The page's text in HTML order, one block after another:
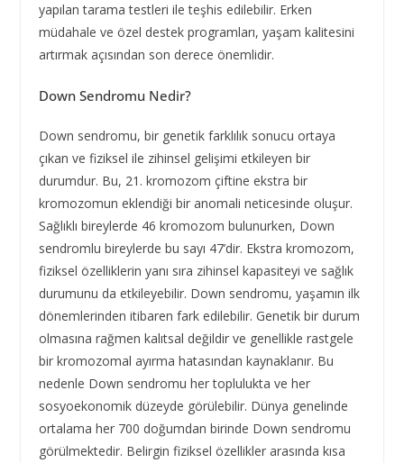
yapılan tarama testleri ile teşhis edilebilir. Erken
müdahale ve özel destek programları, yaşam kalitesini
artırmak açısından son derece önemlidir.
Down Sendromu Nedir?
Down sendromu, bir genetik farklılık sonucu ortaya
çıkan ve fiziksel ile zihinsel gelişimi etkileyen bir
durumdur. Bu, 21. kromozom çiftine ekstra bir
kromozomun eklendiği bir anomali neticesinde oluşur.
Sağlıklı bireylerde 46 kromozom bulunurken, Down
sendromlu bireylerde bu sayı 47’dir. Ekstra kromozom,
fiziksel özelliklerin yanı sıra zihinsel kapasiteyi ve sağlık
durumunu da etkileyebilir. Down sendromu, yaşamın ilk
dönemlerinden itibaren fark edilebilir. Genetik bir durum
olmasına rağmen kalıtsal değildir ve genellikle rastgele
bir kromozomal ayırma hatasından kaynaklanır. Bu
nedenle Down sendromu her toplulukta ve her
sosyoekonomik düzeyde görülebilir. Dünya genelinde
ortalama her 700 doğumdan birinde Down sendromu
görülmektedir. Belirgin fiziksel özellikler arasında kısa